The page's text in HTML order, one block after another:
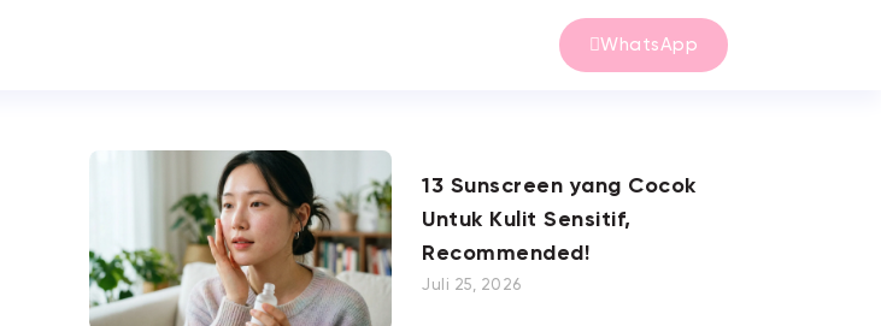
WhatsApp
13 Sunscreen yang Cocok
Untuk Kulit Sensitif,
Recommended!
Juli 25, 2026